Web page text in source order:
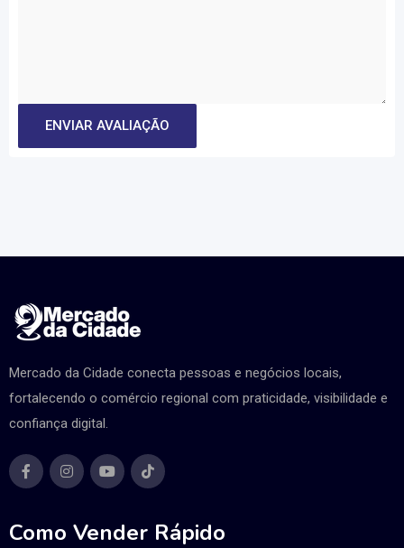
Mercado da Cidade conecta pessoas e negócios locais,
fortalecendo o comércio regional com praticidade, visibilidade e
confiança digital.
Como Vender Rápido